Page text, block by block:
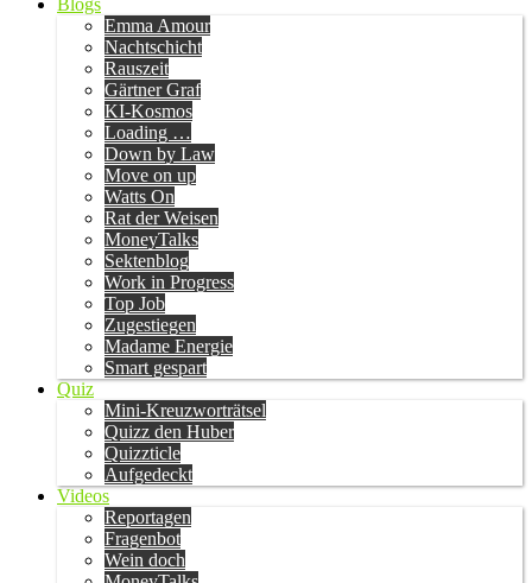
Blogs
Emma Amour
Nachtschicht
Rauszeit
Gärtner Graf
KI-Kosmos
Loading …
Down by Law
Move on up
Watts On
Rat der Weisen
MoneyTalks
Sektenblog
Work in Progress
Top Job
Zugestiegen
Madame Energie
Smart gespart
Quiz
Mini-Kreuzworträtsel
Quizz den Huber
Quizzticle
Aufgedeckt
Videos
Reportagen
Fragenbot
Wein doch